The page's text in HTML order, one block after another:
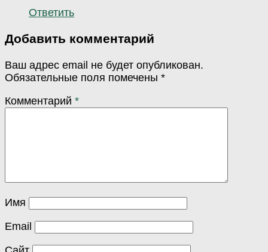
Ответить
Добавить комментарий
Ваш адрес email не будет опубликован.
Обязательные поля помечены *
Комментарий *
Имя
Email